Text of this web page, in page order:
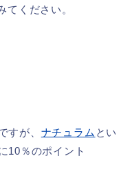
てください。
すが、 ナチュラム とい
10％のポイント